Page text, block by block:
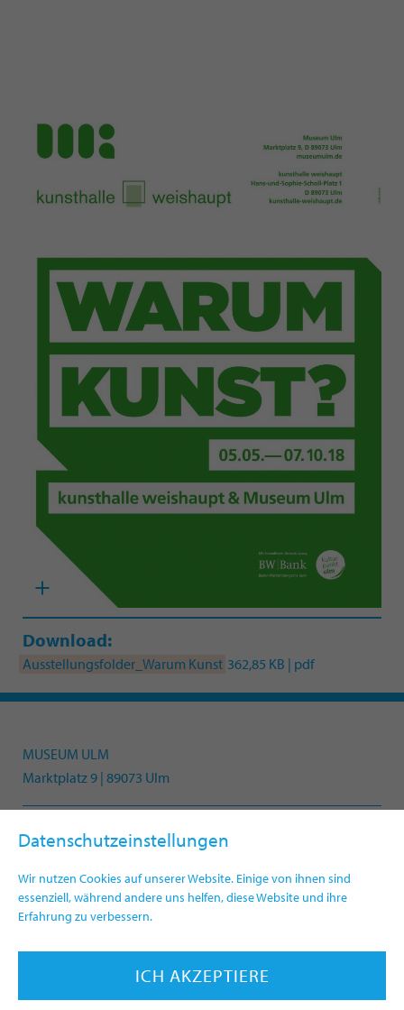
Datenschutzeinstellungen
Wir nutzen Cookies auf unserer Website. Einige von ihnen sind
essenziell, während andere uns helfen, diese Website und ihre
Erfahrung zu verbessern.
ICH AKZEPTIERE
Download:
Ausstellungsfolder_Warum Kunst 362,85 KB | pdf
MUSEUM ULM
Marktplatz 9 | 89073 Ulm
Telefon +49(0)731 161-4330
www.museumulm.de
Newsletter
Impressum